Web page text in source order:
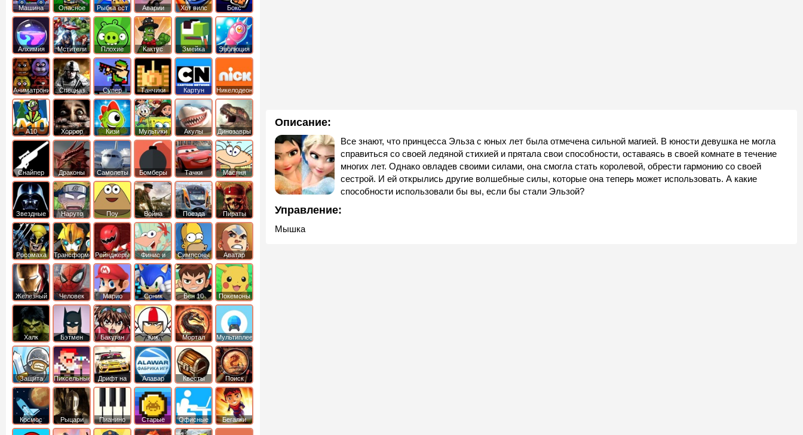
Описание:
Все знают, что принцесса Эльза с юных лет была отмечена сильной магией. В юности девушка не могла
справиться со своей ледяной стихией и прятала свои способности, оставаясь в своей комнате в течение
многих лет. Однако овладев своими силами, она смогла стать королевой, обрести гармонию со своей
сестрой. И ей открылись другие волшебные силы, которые она теперь может использовать. А какие
способности использовали бы вы, если бы стали Эльзой?
Управление:
Мышка
Машина
ест
машину
Опасное
оружие
Рыбка ест
рыбку
Аварии
машин
Хот вилс Бокс
Алхимия Мстители
Плохие
свинки
Кактус
маккой
Змейка Эволюция
Аниматроники Спецназ
Супер
бойцы
Танчики
Картун
нетворк
Никелодеон
А10 Хоррор Кизи Мультики Акулы Динозавры
Снайпер Драконы Самолеты Бомберы Тачки Масяня
Звездные
войны
Наруто Поу Война Поезда
Пираты
Карибского
Моря
Росомаха ТрансформерыРейнджеры
Самураи
Финис и
Ферб
Симпсоны
Аватар
легенда об
Аанге
Железный
человек
Человек
Паук
Марио Соник Бен 10 Покемоны
Халк Бэтмен Бакуган
Кик
Бутовский
Мортал
комбат
Мультиплеер
Защита
королевства
Пиксельные
Дрифт на
машинах
Алавар Квесты
Поиск
предметов
Космос Рыцари Пианино Старые Офисные Бегалки